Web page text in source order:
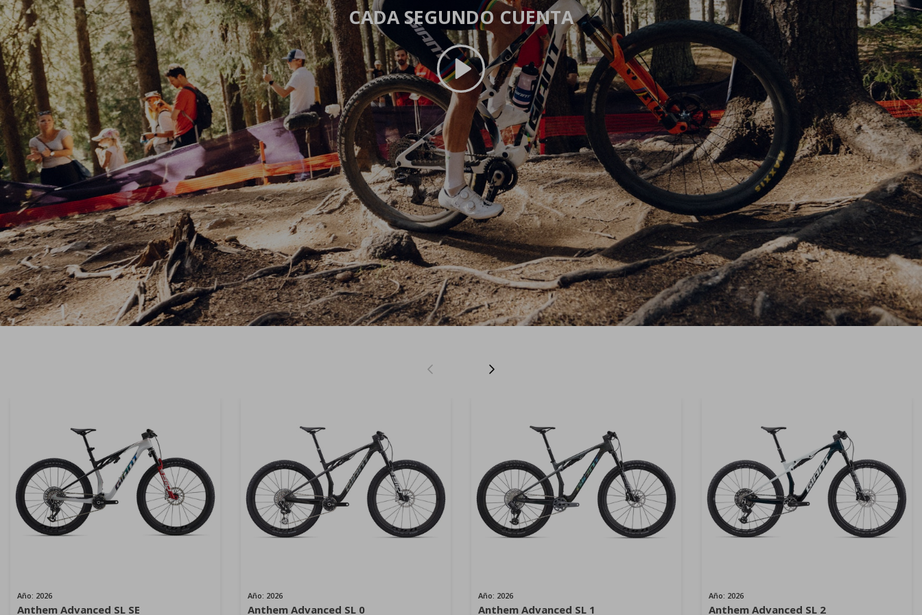
CADA SEGUNDO CUENTA
Reproducir
Anterior Siguiente
Año: 2026
Anthem Advanced SL SE
Año: 2026
Anthem Advanced SL 0
Año: 2026
Anthem Advanced SL 1
Año: 2026
Anthem Advanced SL 2